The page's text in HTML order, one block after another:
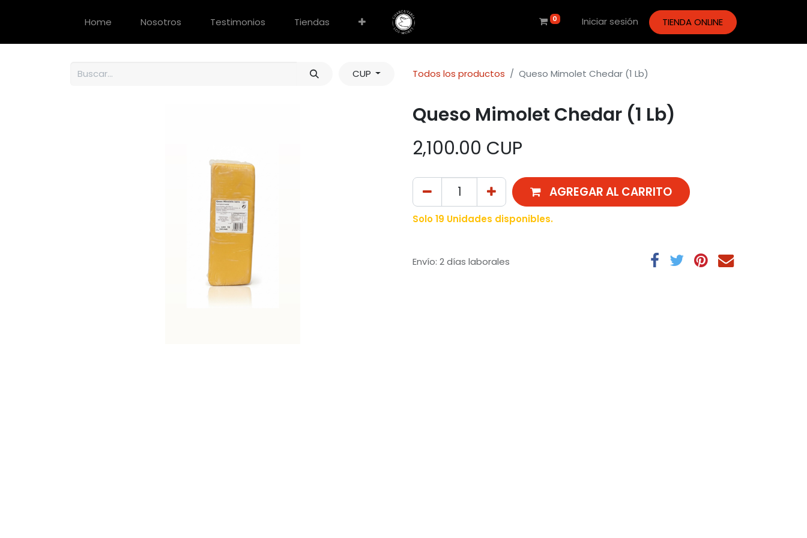
0 Iniciar sesión TIENDA ONLINE
Home Nosotros Testimonios Tiendas
CUP Todos los productos Queso Mimolet Chedar (1 Lb)
Queso Mimolet Chedar (1 Lb)
2,100.00 CUP
AGREGAR AL CARRITO
Solo 19 Unidades disponibles.
Envío: 2 días laborales